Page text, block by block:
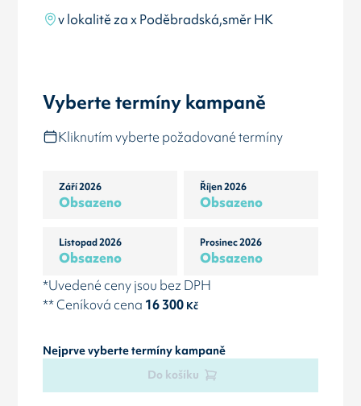
v lokalitě za x Poděbradská,směr HK
Vyberte termíny kampaně
Kliknutím vyberte požadované termíny
Září 2026
Obsazeno
Říjen 2026
Obsazeno
Listopad 2026
Obsazeno
Prosinec 2026
Obsazeno
*Uvedené ceny jsou bez DPH
** Ceníková cena 16 300Kč
Nejprve vyberte termíny kampaně
Do košíku